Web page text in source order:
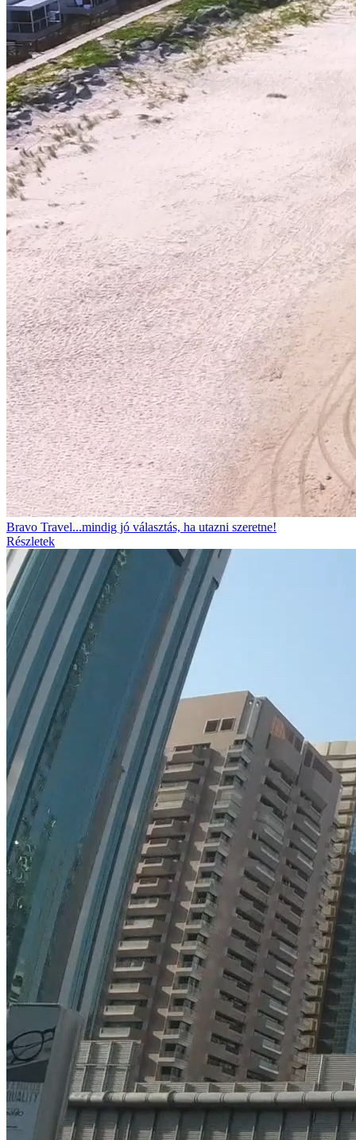
Bravo Travel...mindig jó választás, ha utazni szeretne!
Részletek